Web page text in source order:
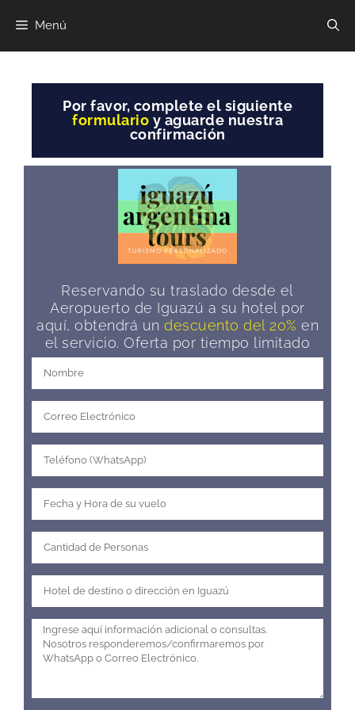
Menú
Por favor, complete el siguiente
formulario y aguarde nuestra
confirmación
Reservando su traslado desde el
Aeropuerto de Iguazú a su hotel por
aquí, obtendrá un descuento del 20% en
el servicio. Oferta por tiempo limitado